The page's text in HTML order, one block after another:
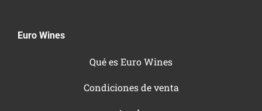
Euro Wines
Qué es Euro Wines
Condiciones de venta